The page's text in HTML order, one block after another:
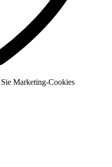
Marketing-Cookies